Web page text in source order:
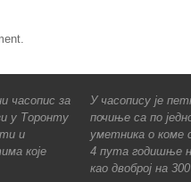
часопис за
у Торонту
и
које
У часопису је
почиње са по
уметника о коме
4 пута годишње
као двоброј на